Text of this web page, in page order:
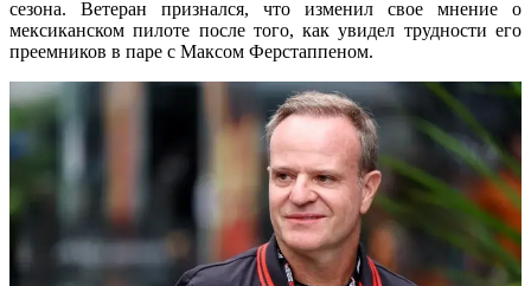
сезона. Ветеран признался, что изменил свое мнение о
мексиканском пилоте после того, как увидел трудности его
преемников в паре с Максом Ферстаппеном.